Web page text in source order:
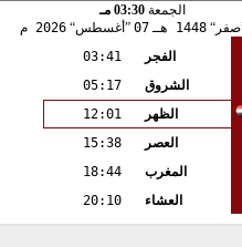
الجمعة 03:30 مـ
صفر 1448 هـ 07 أغسطس 2026 م
الفجر
03:41
الشروق
05:17
الظهر
12:01
العصر
15:38
المغرب
18:44
العشاء
20:10